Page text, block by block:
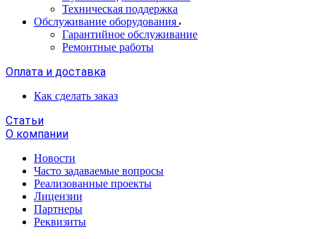
Техническая поддержка
Обслуживание оборудования
Гарантийное обслуживание
Ремонтные работы
Оплата и доставка
Как сделать заказ
Статьи
О компании
Новости
Часто задаваемые вопросы
Реализованные проекты
Лицензии
Партнеры
Реквизиты